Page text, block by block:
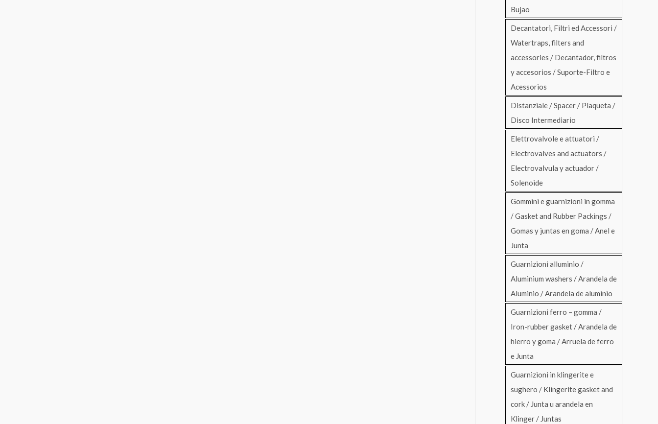
Bujao
Decantatori, Filtri ed Accessori /
Watertraps, filters and
accessories / Decantador, filtros
y accesorios / Suporte-Filtro e
Acessorios
Distanziale / Spacer / Plaqueta /
Disco Intermediario
Elettrovalvole e attuatori /
Electrovalves and actuators /
Electrovalvula y actuador /
Solenoide
Gommini e guarnizioni in gomma
/ Gasket and Rubber Packings /
Gomas y juntas en goma / Anel e
Junta
Guarnizioni alluminio /
Aluminium washers / Arandela de
Aluminio / Arandela de aluminio
Guarnizioni ferro – gomma /
Iron-rubber gasket / Arandela de
hierro y goma / Arruela de ferro
e Junta
Guarnizioni in klingerite e
sughero / Klingerite gasket and
cork / Junta u arandela en
Klinger / Juntas